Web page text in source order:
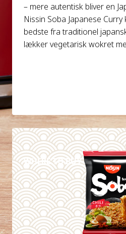
– mere autentisk bliver en
Nissin Soba Japanese
bedste fra traditionel
lækker vegetarisk wokret
WHERE TO BUY
DETAILS